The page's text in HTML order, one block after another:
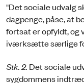
"Det sociale udvalg
dagpenge, påse, at
fortsat er opfyldt, og
iværksætte særlige
Stk. 2. Det sociale
sygdommens